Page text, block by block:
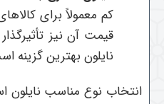
کم معمولاً برای
قیمت آن نیز
نایلون بهترین گزینه
انتخاب نوع مناسب نایلون